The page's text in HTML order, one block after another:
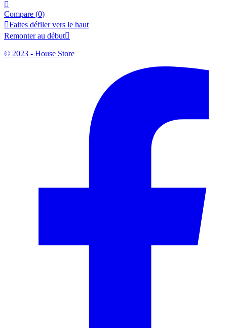

Compare (0)
Faites défiler vers le haut
Remonter au début
© 2023 - House Store